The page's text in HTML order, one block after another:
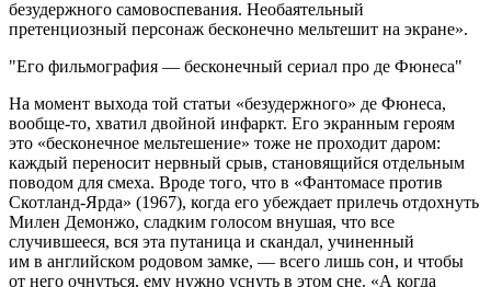
безудержного самовоспевания. Необаятельный
претенциозный персонаж бесконечно мельтешит на экране».
Его фильмография — бесконечный сериал про де Фюнеса
На момент выхода той статьи «безудержного» де Фюнеса,
вообще-то, хватил двойной инфаркт. Его экранным героям
это «бесконечное мельтешение» тоже не проходит даром:
каждый переносит нервный срыв, становящийся отдельным
поводом для смеха. Вроде того, что в «Фантомасе против
Скотланд-Ярда» (1967), когда его убеждает прилечь отдохнуть
Милен Демонжо, сладким голосом внушая, что все
случившееся, вся эта путаница и скандал, учиненный
им в английском родовом замке, — всего лишь сон, и чтобы
от него очнуться, ему нужно уснуть в этом сне. «А когда